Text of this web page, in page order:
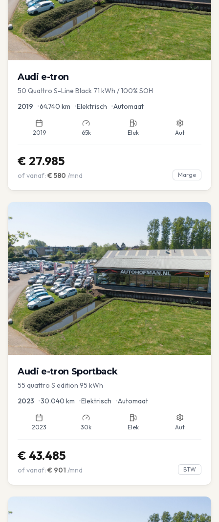
Audi e-tron
50 Quattro S-Line Black 71 kWh / 100% SOH
2019 •64.740 km •Elektrisch •Automaat
2019 65k Elek Aut
€ 27.985
of vanaf: € 580 /mnd Marge
Audi e-tron Sportback
55 quattro S edition 95 kWh
2023 •30.040 km •Elektrisch •Automaat
2023 30k Elek Aut
€ 43.485
of vanaf: € 901 /mnd BTW